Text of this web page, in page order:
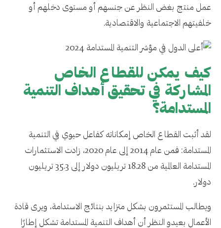
عمل منتج بغض النظر عن جنسهم أو مستوى دخلهم أو
خلفيتهم الاجتماعية والاقتصادية.
كيف يمكن للقطاع الخاص
المشاركة في تحقيق أهداف التنمية
المستدامة؟
لقد أثبت القطاع الخاص إمكاناته كفاعل حيوي في التنمية
المستدامة: فمن عام 2014 إلى عام 2020، زادت الاستثمارات
المستدامة العالمية من 18.28 تريليون دولار إلى 35.3 تريليون
دولار.
ويطالب المستثمرون بشكل متزايد بنتائج الاستدامة، ويرى قادة
الأعمال بعيدو النظر أن أهداف التنمية المستدامة تشكل إطارًا